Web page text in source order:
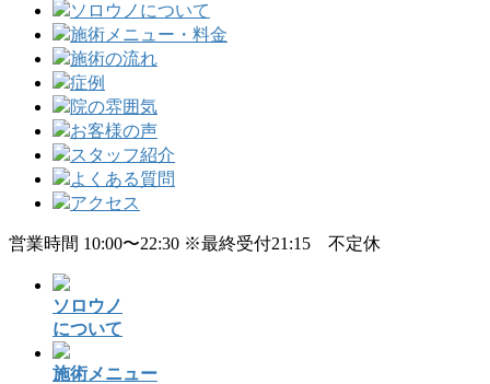
ソロウノについて
施術メニュー・料金
施術の流れ
症例
院の雰囲気
お客様の声
スタッフ紹介
よくある質問
アクセス
営業時間 10:00〜22:30 ※最終受付21:15 不定休
ソロウノ
について
施術メニュー